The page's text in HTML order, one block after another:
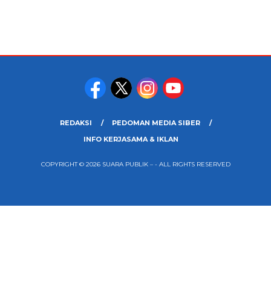
REDAKSI
PEDOMAN MEDIA SIBER
INFO KERJASAMA & IKLAN
COPYRIGHT © 2026 SUARA PUBLIK – - ALL RIGHTS RESERVED